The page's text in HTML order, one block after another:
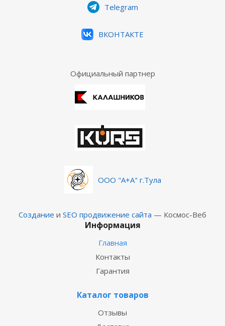
Telegram
ВКОНТАКТЕ
Официальный партнер
ООО "А+А" г.Тула
Создание и SEO продвижение сайта — Космос-Веб
Информация
Главная
Контакты
Гарантия
Каталог товаров
Отзывы